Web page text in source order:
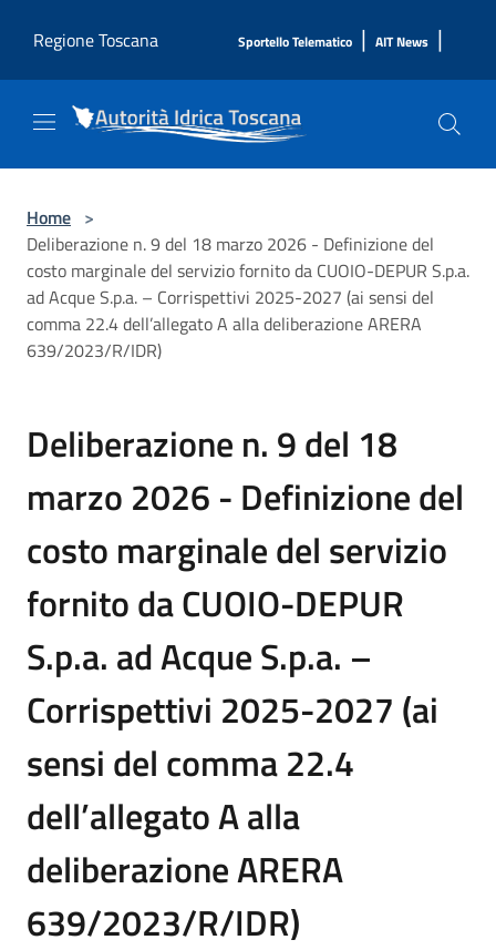
Regione Toscana
Sportello Telematico | AIT News |
Home >
Deliberazione n. 9 del 18 marzo 2026 - Definizione del
costo marginale del servizio fornito da CUOIO-DEPUR S.p.a.
ad Acque S.p.a. – Corrispettivi 2025-2027 (ai sensi del
comma 22.4 dell’allegato A alla deliberazione ARERA
639/2023/R/IDR)
Deliberazione n. 9 del 18
marzo 2026 - Definizione del
costo marginale del servizio
fornito da CUOIO-DEPUR
S.p.a. ad Acque S.p.a. –
Corrispettivi 2025-2027 (ai
sensi del comma 22.4
dell’allegato A alla
deliberazione ARERA
639/2023/R/IDR)